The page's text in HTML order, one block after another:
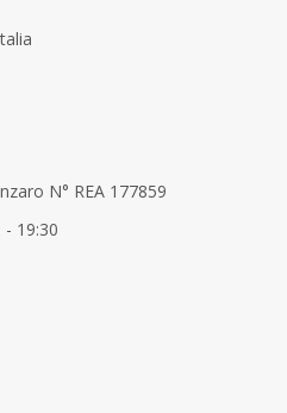
N° REA 177859
19:30